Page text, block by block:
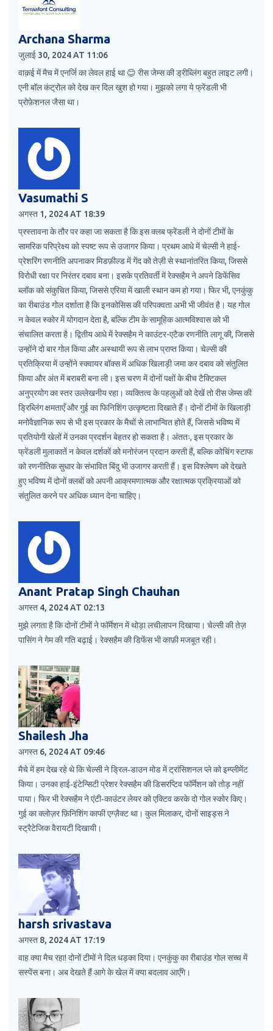
Archana Sharma
जुलाई 30, 2024 AT 11:06
वाक़ई में मैच में एनर्जि का लेवल हाई था 😊 रीस जेम्स की ड्रीब्लिंग बहुत लाइट लगी।
एनी बॉल कंट्रोल को देख कर दिल खुश हो गया। मुझको लगा ये फ्रेंडली भी
प्रोफ़ेशनल जैसा था।
Vasumathi S
अगस्त 1, 2024 AT 18:39
प्रस्तावना के तौर पर कहा जा सकता है कि इस क्लब फ्रेंडली ने दोनों टीमों के
सामरिक परिप्रेक्ष्य को स्पष्ट रूप से उजागर किया। प्रथम आधे में चेल्सी ने हाई-
प्रेशरिंग रणनीति अपनाकर मिडफ़ील्ड में गेंद को तेज़ी से स्थानांतरित किया, जिससे
विरोधी रक्षा पर निरंतर दबाव बना। इसके प्रतिवर्ती में रेक्सहैम ने अपने डिफेंसिव
ब्लॉक को संकुचित किया, जिससे एरिया में खाली स्थान कम हो गया। फिर भी, एनकुंकु
का रीबाउंड गोल दर्शाता है कि इनकोसिस की परिपक्वता अभी भी जीवंत है। यह गोल
न केवल स्कोर में योगदान देता है, बल्कि टीम के सामूहिक आत्मविश्वास को भी
संचालित करता है। द्वितीय आधे में रेक्सहैम ने काउंटर-एटैक रणनीति लागू की, जिससे
उन्होंने दो बार गोल किया और अस्थायी रूप से लाभ प्राप्त किया। चेल्सी की
प्रतिक्रिया में उन्होंने स्क्वायर बॉक्स में अधिक खिलाड़ी जमा कर दबाव को संतुलित
किया और अंत में बराबरी बना ली। इस चरण में दोनों पक्षों के बीच टैक्टिकल
अनुप्रयोग का स्तर उल्लेखनीय रहा। व्यक्तित्व के पहलुओं को देखें तो रीस जेम्स की
ड्रिब्लिंग क्षमताएँ और गुई का फिनिशिंग उत्कृष्टता दिखाते हैं। दोनों टीमों के खिलाड़ी
मनोवैज्ञानिक रूप से भी इस प्रकार के मैचों से लाभान्वित होते हैं, जिससे भविष्य में
प्रतियोगी खेलों में उनका प्रदर्शन बेहतर हो सकता है। अंततः, इस प्रकार के
फ्रेंडली मुलाकातें न केवल दर्शकों को मनोरंजन प्रदान करती हैं, बल्कि कोचिंग स्टाफ
को रणनीतिक सुधार के संभावित बिंदु भी उजागर करती हैं। इस विश्लेषण को देखते
हुए भविष्य में दोनों क्लबों को अपनी आक्रमणात्मक और रक्षात्मक प्रक्रियाओं को
संतुलित करने पर अधिक ध्यान देना चाहिए।
Anant Pratap Singh Chauhan
अगस्त 4, 2024 AT 02:13
मुझे लगता है कि दोनों टीमों ने फॉर्मेशन में थोड़ा लचीलापन दिखाया। चेल्सी की तेज़
पासिंग ने गेम की गति बढ़ाई। रेक्सहैम की डिफेंस भी काफ़ी मजबूत रही।
Shailesh Jha
अगस्त 6, 2024 AT 09:46
मैचे में हम देख रहे थे कि चेल्सी ने ड्रिल‑डाउन मोड में ट्रांसिशनल प्ले को इम्प्लीमेंट
किया। उनका हाई‑इंटेन्सिटी प्रेशर रेक्सहैम की डिसरप्टिव फॉर्मेशन को तोड़ नहीं
पाया। फिर भी रेक्सहैम ने एंटी‑काउंटर लेयर को एक्टिव करके दो गोल स्कोर किए।
गुई का क्लोज़र फ़िनिशिंग काफी एग्ज़ैक्ट था। कुल मिलाकर, दोनों साइड्स ने
स्ट्रैटेजिक वैरायटी दिखायी।
harsh srivastava
अगस्त 8, 2024 AT 17:19
वाह क्या मैच रहा! दोनों टीमों ने दिल धड़का दिया। एनकुंकु का रीबाउंड गोल सच्च में
सस्पेंस बना। अब देखते हैं आगे के खेल में क्या बदलाव आएँगे।